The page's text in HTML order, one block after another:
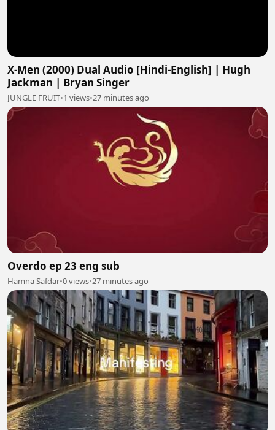
X-Men (2000) Dual Audio [Hindi-English] | Hugh
Jackman | Bryan Singer
JUNGLE FRUIT•1 views•27 minutes ago
Overdo ep 23 eng sub
Hamna Safdar•0 views•27 minutes ago